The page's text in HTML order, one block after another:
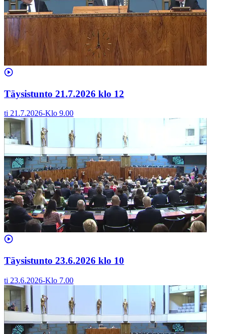
Täysistunto 21.7.2026 klo 12
ti 21.7.2026-Klo 9.00
Täysistunto 23.6.2026 klo 10
ti 23.6.2026-Klo 7.00